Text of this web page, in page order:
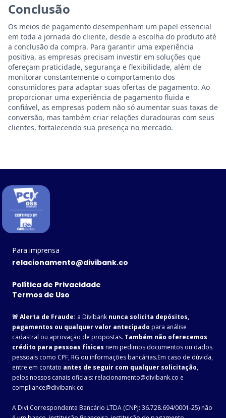
Conclusão
Os meios de pagamento desempenham um papel essencial
em toda a jornada do cliente, desde a escolha do produto até
a conclusão da compra. Para garantir uma experiência
positiva, as empresas precisam investir em soluções que
ofereçam praticidade, segurança e flexibilidade, além de
monitorar constantemente o comportamento dos
consumidores para adaptar suas ofertas de pagamento. Ao
proporcionar uma experiência de pagamento fluida e
confiável, as empresas podem não só aumentar suas taxas de
conversão, mas também criar relações duradouras com seus
clientes, fortalecendo sua presença no mercado.
Para imprensa
relacionamento@divibank.co
Política de Privacidade
Termos de Uso
🚨 Alerta de Fraude: a Divibank nunca solicita depósitos,
pagamentos ou qualquer valor antecipado para análise
cadastral ou aprovação de propostas. Também não oferecemos
crédito para pessoas físicas nem pedimos documentos ou dados
pessoais como CPF, RG ou informações bancárias.Em caso de dúvida,
entre em contato antes de seguir com qualquer solicitação,
pelos nossos canais oficiais: relacionamento@divibank.co e
compliance@divibank.co
A Divi Correspondente Bancário LTDA (CNPJ: 36.728.694/0001-25) não